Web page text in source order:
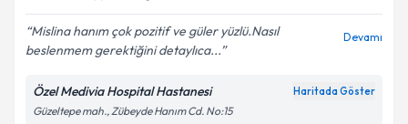
Kişisel verilerimin işlenmesine ilişkin
kapsamda işlenmesini kabul ediyorum.
Mislina hanım çok pozitif ve güler yüzlü.Nasıl
beslenmem gerektiğini detaylıca...
Devamı
Özel Medivia Hospital Hastanesi Haritada Göster
Güzeltepe mah., Zübeyde Hanım Cd. No:15